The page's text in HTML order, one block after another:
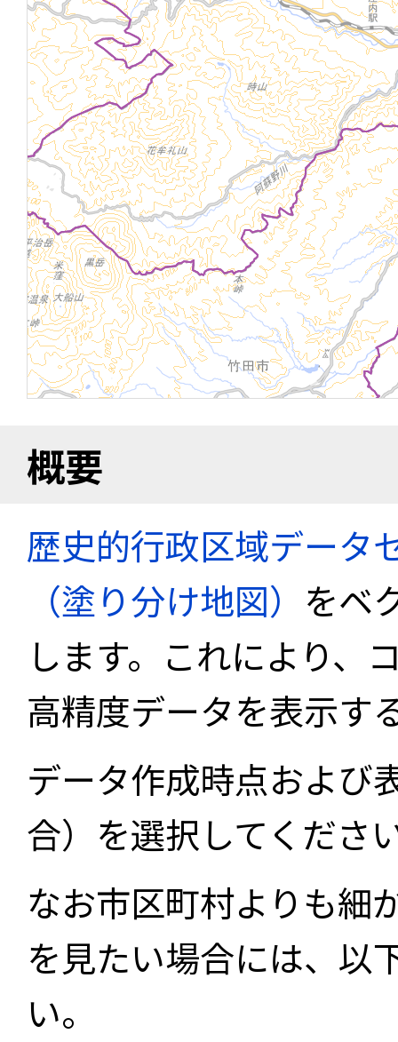
概要
歴史的行政区域データ
（塗り分け地図） をベ
します。これにより、
高精度データを表示す
データ作成時点および
合）を選択してくださ
なお市区町村よりも細
を見たい場合には、以
い。